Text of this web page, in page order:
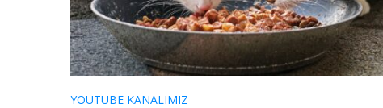
YOUTUBE KANALIMIZ